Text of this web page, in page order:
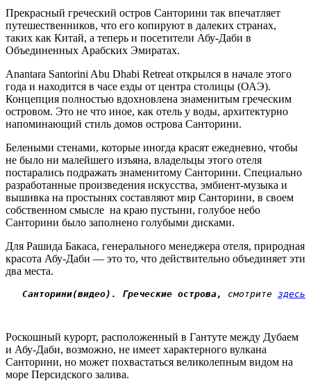
Прекрасный греческий остров Санторини так впечатляет
путешественников, что его копируют в далеких странах,
таких как Китай, а теперь и посетители Абу-Даби в
Объединенных Арабских Эмиратах.
Anantara Santorini Abu Dhabi Retreat открылся в начале этого
года и находится в часе езды от центра столицы (ОАЭ).
Концепция полностью вдохновлена ​​знаменитым греческим
островом. Это не что иное, как отель у воды, архитектурно
напоминающий стиль домов острова Санторини.
Белеными стенами, которые иногда красят ежедневно, чтобы
не было ни малейшего изъяна, владельцы этого отеля
постарались подражать знаменитому Санторини. Специально
разработанные произведения искусства, эмбиент-музыка и
вышивка на простынях составляют мир Санторини, в своем
собственном смысле на краю пустыни, голубое небо
Санторини было заполнено голубыми дисками.
Для Рашида Бакаса, генерального менеджера отеля, природная
красота Абу-Даби — это то, что действительно объединяет эти
два места.
Санторини(видео). Греческие острова, смотрите здесь
Роскошный курорт, расположенный в Гантуте между Дубаем
и Абу-Даби, возможно, не имеет характерного вулкана
Санторини, но может похвастаться великолепным видом на
море Персидского залива.